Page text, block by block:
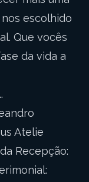
escolhido
Que vocês
da vida a
Atelie
Recepção: